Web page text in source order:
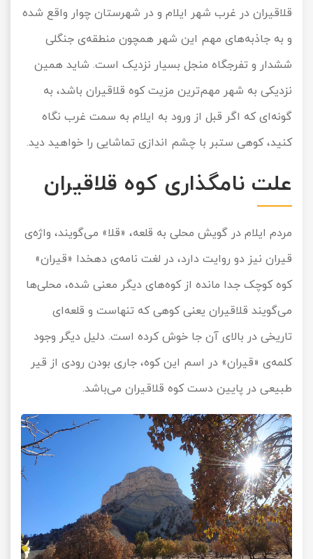
قلاقیران در غرب شهر ایلام و در شهرستان چوار واقع شده
و به جاذبه‌های مهم این شهر همچون منطقه‌ی جنگلی
ششدار و تفرجگاه منجل بسیار نزدیک است. شاید همین
نزدیکی به شهر مهم‌ترین مزیت کوه قلاقیران باشد، به
گونه‌ای که اگر قبل از ورود به ایلام به سمت غرب نگاه
کنید، کوهی ستبر با چشم اندازی تماشایی را خواهید دید.
علت نامگذاری کوه قلاقیران
مردم ایلام در گویش محلی به قلعه، «قلا» می‌گویند، واژه‌ی
قیران نیز دو روایت دارد، در لغت نامه‌ی دهخدا «قیران»
کوه کوچک جدا مانده از کوه‌های دیگر معنی شده، محلی‌ها
می‌گویند قلاقیران یعنی کوهی که تنهاست و قلعه‌ای
تاریخی در بالای آن جا خوش کرده است. دلیل دیگر وجود
کلمه‌ی «قیران» در اسم این کوه، جاری بودن رودی از قیر
طبیعی در پایین دست کوه قلاقیران می‌باشد.